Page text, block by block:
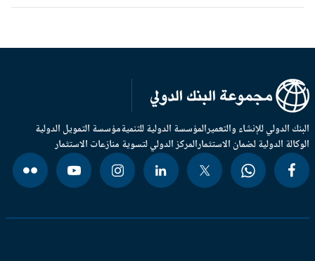
الدولي للإنشاء والتعميرالمؤسسة الدولية للتنميةمؤسسة التمويل الدولية
الدولية لضمان الاستثمارالمركز الدولي لتسوية منازعات الاستثمار